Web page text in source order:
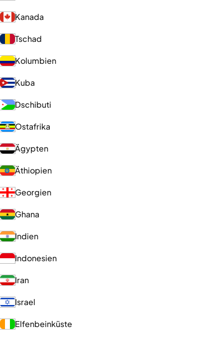
Kanada
Tschad
Kolumbien
Kuba
Dschibuti
Ostafrika
Ägypten
Äthiopien
Georgien
Ghana
Indien
Indonesien
Iran
Israel
Elfenbeinküste